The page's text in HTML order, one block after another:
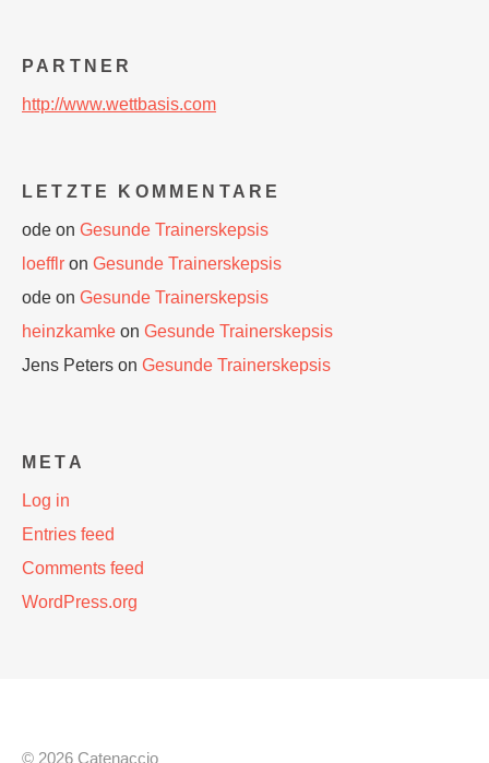
PARTNER
http://www.wettbasis.com
LETZTE KOMMENTARE
ode on Gesunde Trainerskepsis
loefflr on Gesunde Trainerskepsis
ode on Gesunde Trainerskepsis
heinzkamke on Gesunde Trainerskepsis
Jens Peters on Gesunde Trainerskepsis
META
Log in
Entries feed
Comments feed
WordPress.org
© 2026 Catenaccio